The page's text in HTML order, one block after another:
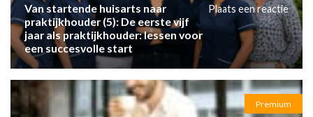
Van startende huisarts naar
praktijkhouder (5): De eerste vijf
jaar als praktijkhouder: lessen voor
een succesvolle start
Plaats een reactie
Premium